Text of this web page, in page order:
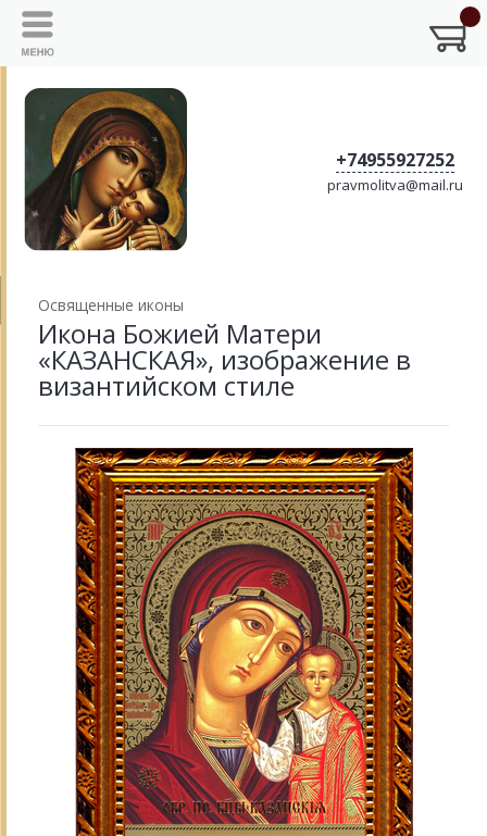
+74955927252
pravmolitva@mail.ru
Освященные иконы
Икона Божией Матери
«КАЗАНСКАЯ», изображение в
византийском стиле